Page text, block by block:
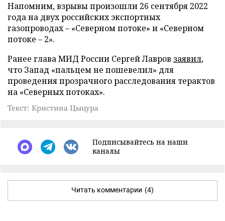
Напомним, взрывы произошли 26 сентября 2022
года на двух российских экспортных
газопроводах – «Северном потоке» и «Северном
потоке – 2».
Ранее глава МИД России Сергей Лавров заявил,
что Запад «пальцем не пошевелил» для
проведения прозрачного расследования терактов
на «Северных потоках».
Текст: Кристина Цыцура
Подписывайтесь на наши
каналы
Читать комментарии (4)